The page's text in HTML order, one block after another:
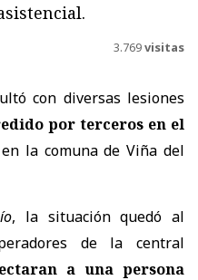
3.769visitas
con diversas lesiones
por terceros en el
la comuna de Viña del
, la situación quedó al
de la central
a una persona